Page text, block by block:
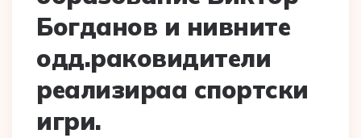
Богданов и нивните
одд.раковидители
реализираа спортски
игри.